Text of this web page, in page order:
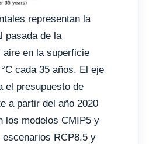
representan la
pasada de la
aire en la superficie
cada 35 años. El eje
el presupuesto de
a partir del año 2020
los modelos CMIP5 y
RCP8.5 y